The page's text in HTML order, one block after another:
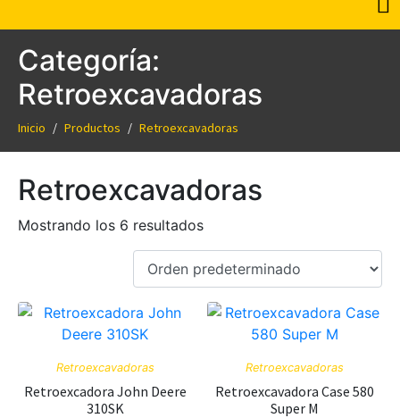
Categoría:
Retroexcavadoras
Inicio Productos Retroexcavadoras
Retroexcavadoras
Mostrando los 6 resultados
Retroexcavadoras
Retroexcadora John Deere
310SK
Retroexcavadoras
Retroexcavadora Case 580
Super M